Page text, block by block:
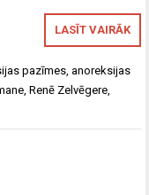
LASĪT VAIRĀK
pazīmes ,anoreksijas
,Renē Zelvēgere